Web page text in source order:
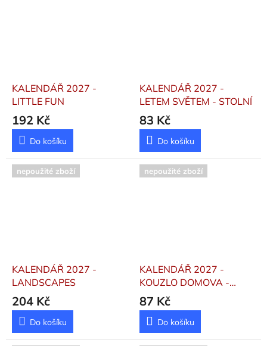
KALENDÁŘ 2027 -
LITTLE FUN
192 Kč
Do košíku
KALENDÁŘ 2027 -
LETEM SVĚTEM - STOLNÍ
83 Kč
Do košíku
nepoužité zboží
KALENDÁŘ 2027 -
LANDSCAPES
204 Kč
Do košíku
nepoužité zboží
KALENDÁŘ 2027 -
KOUZLO DOMOVA -
VÁZANKA
87 Kč
Do košíku